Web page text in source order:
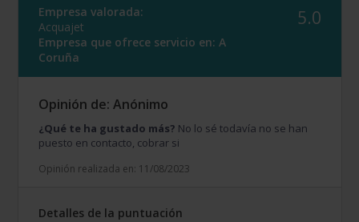
Empresa valorada:
Acquajet
Empresa que ofrece servicio en:A
Coruña
5.0
Opinión de: Anónimo
¿Qué te ha gustado más? No lo sé todavía no se han
puesto en contacto, cobrar si
Opinión realizada en: 11/08/2023
Detalles de la puntuación